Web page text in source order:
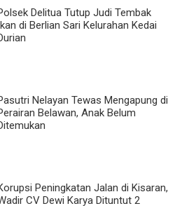
Delitua Tutup Judi Tembak
di Berlian Sari Kelurahan Kedai
Nelayan Tewas Mengapung di
Belawan, Anak Belum
Peningkatan Jalan di Kisaran,
CV Dewi Karya Dituntut 2